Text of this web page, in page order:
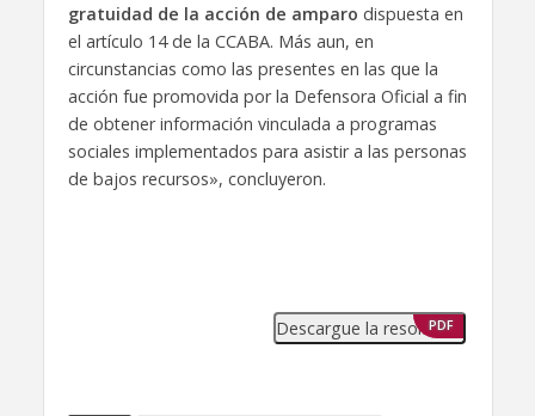
gratuidad de la acción de amparo dispuesta en
el artículo 14 de la CCABA. Más aun, en
circunstancias como las presentes en las que la
acción fue promovida por la Defensora Oficial a fin
de obtener información vinculada a programas
sociales implementados para asistir a las personas
de bajos recursos», concluyeron.
Descargue la resolución
PDF